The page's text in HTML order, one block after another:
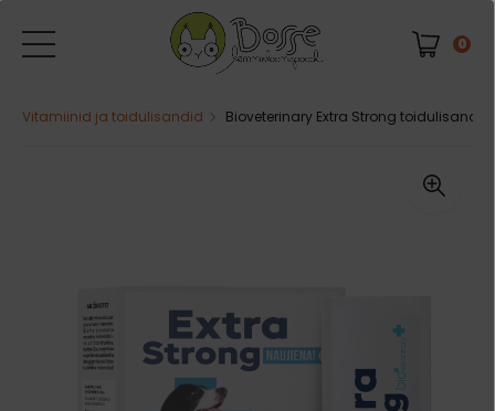
0
Vitamiinid ja toidulisandid Bioveterinary Extra Strong toidulisand